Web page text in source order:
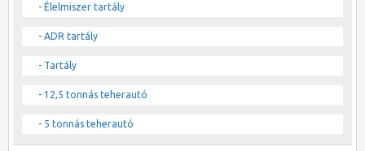
- Élelmiszer tartály
- ADR tartály
- Tartály
- 12,5 tonnás teherautó
- 5 tonnás teherautó